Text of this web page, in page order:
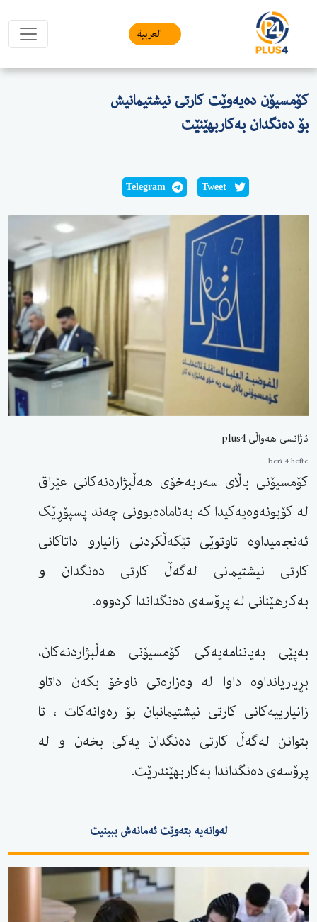
العربیة
کۆمسیۆن دەیەوێت کارتی نیشتیمانیش
بۆ دەنگدان بەکاربهێنێت
Tweet
Telegram
ئاژانسی هەواڵی plus4
berî 4 hefte
کۆمسیۆنی باڵای سەربەخۆی هەڵبژاردنەکانی عێراق
لە کۆبونەوەیەکیدا کە بەئامادەبوونی چەند پسپۆڕێک
ئەنجامیداوە تاوتوێی تێکەڵکردنی زانیارو داتاکانی
کارتی نیشتیمانی لەگەڵ کارتی دەنگدان و
بەکارهێنانی لە پرۆسەی دەنگداندا کردووە.
بەپێی بەیاننامەیەکی کۆمسیۆنی هەڵبژاردنەکان،
بڕیاریانداوە داوا لە وەزارەتی ناوخۆ بکەن داتاو
زانیارییەکانی کارتی نیشتیمانیان بۆ رەوانەکات ، تا
بتوانن لەگەڵ کارتی دەنگدان یەکی بخەن و لە
پرۆسەی دەنگداندا بەکاربهێندرێت.
لەوانەیە بتەوێت ئەمانەش ببینیت